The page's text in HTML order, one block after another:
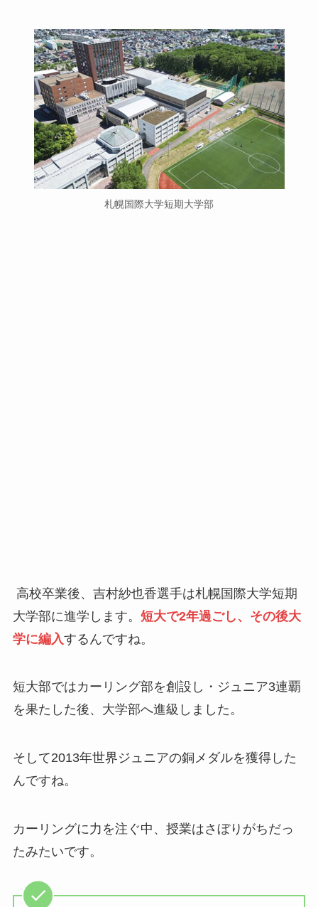
札幌国際大学短期大学部
高校卒業後、吉村紗也香選手は札幌国際大学短期
大学部に進学します。 短大で2年過ごし、その後大
学に編入するんですね。
短大部ではカーリング部を創設し・ジュニア3連覇
を果たした後、大学部へ進級しました。
そして2013年世界ジュニアの銅メダルを獲得した
んですね。
カーリングに力を注ぐ中、授業はさぼりがちだっ
たみたいです。